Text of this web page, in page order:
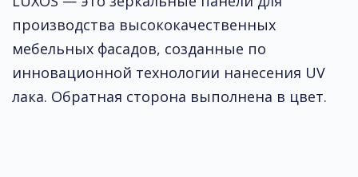
производства высококачественных
мебельных фасадов, созданные по
инновационной технологии нанесения UV
лака. Обратная сторона выполнена в цвет.